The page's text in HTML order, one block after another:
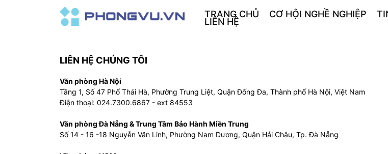
TRANG CHỦ CƠ HỘI NGHỀ NGHIỆP
LIÊN HỆ
LIÊN HỆ CHÚNG TÔI
Văn phòng Hà Nội
Tầng 1, Số 47 Phố Thái Hà, Phường Trung Liệt, Quận Đống Đa, Thành phố Hà Nội, Việt Nam
Điện thoại: 024.7300.6867 - ext 84553
Văn phòng Đà Nẵng & Trung Tâm Bảo Hành Miền Trung
Số 14 - 16 -18 Nguyễn Văn Linh, Phường Nam Dương, Quận Hải Châu, Tp. Đà Nẵng